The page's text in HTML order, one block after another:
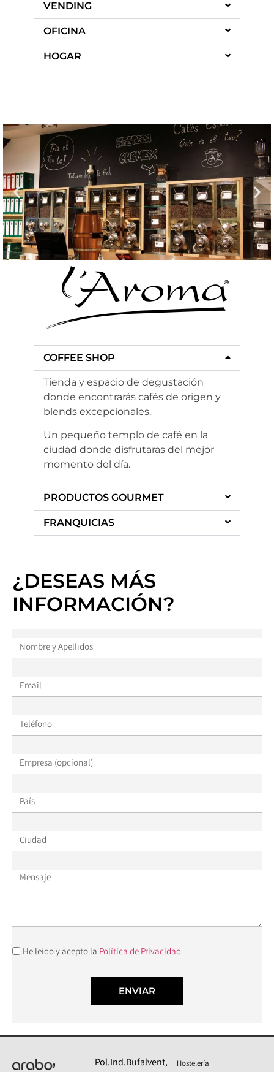
VENDING
OFICINA
HOGAR
COFFEE SHOP
Tienda y espacio de degustación
donde encontrarás cafés de origen y
blends excepcionales.
Un pequeño templo de café en la
ciudad donde disfrutaras del mejor
momento del día.
PRODUCTOS GOURMET
FRANQUICIAS
¿DESEAS MÁS
INFORMACIÓN?
He leído y acepto la Política de Privacidad
ENVIAR
Pol.Ind.Bufalvent, Hostelería